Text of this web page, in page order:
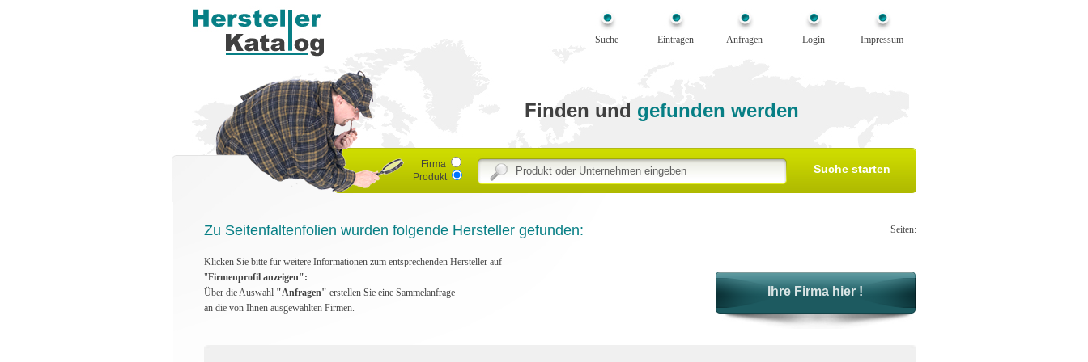
Suche Eintragen Anfragen Login Impressum
Finden und gefunden werden
Firma
Produkt
Zu Seitenfaltenfolien wurden folgende Hersteller gefunden: Seiten:
Klicken Sie bitte für weitere Informationen zum entsprechenden Hersteller auf
"Firmenprofil anzeigen":
Über die Auswahl "Anfragen" erstellen Sie eine Sammelanfrage
an die von Ihnen ausgewählten Firmen.
Ihre Firma hier !